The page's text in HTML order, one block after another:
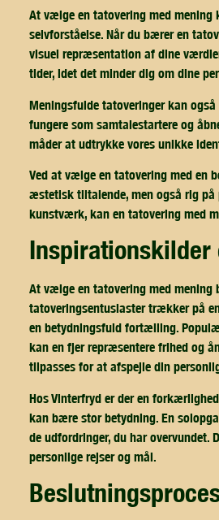
At vælge en tatovering med mening
selvforståelse. Når du bærer en
visuel repræsentation af dine
tider, idet det minder dig om dine
Meningsfulde tatoveringer kan
fungere som samtalestartere og
måder at udtrykke vores unikke
Ved at vælge en tatovering med en
æstetisk tiltalende, men også rig
kunstværk, kan en tatovering med
At vælge en tatovering med mening
tatoveringsentusiaster trækker på
en betydningsfuld fortælling.
kan en fjer repræsentere frihed og
tilpasses for at afspejle din
Hos Vinterfryd er der en
kan bære stor betydning. En
de udfordringer, du har overvundet.
personlige rejser og mål.